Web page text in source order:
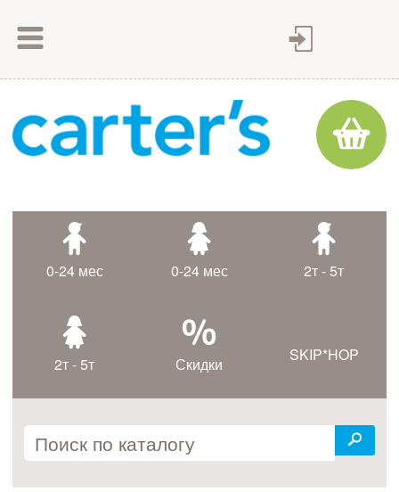
Как оплатить
Доставка товара
Контакты
0-24 мес 0-24 мес 2т - 5т
2т - 5т Скидки SKIP*HOP